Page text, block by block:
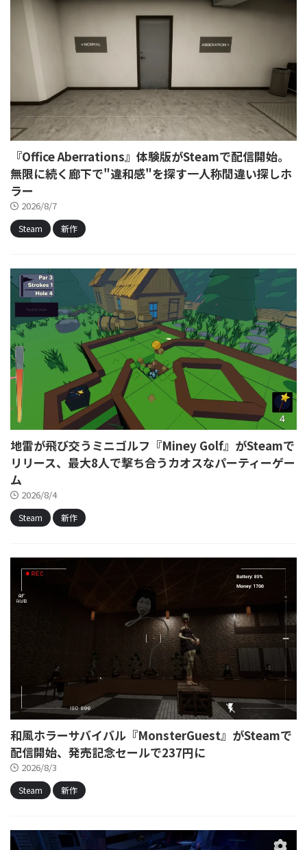
『Office Aberrations』体験版がSteamで配信開始。
無限に続く廊下で"違和感"を探す一人称間違い探しホ
ラー
2026/8/7
Steam 新作
地雷が飛び交うミニゴルフ『Miney Golf』がSteamで
リリース、最大8人で撃ち合うカオスなパーティーゲー
ム
2026/8/4
Steam 新作
和風ホラーサバイバル『MonsterGuest』がSteamで
配信開始、発売記念セールで237円に
2026/8/3
Steam 新作